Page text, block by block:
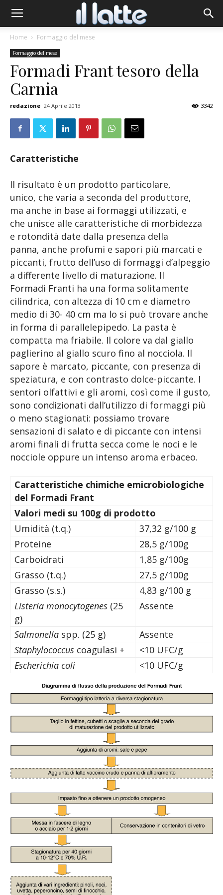
Home Formaggio del mese
Formaggio del mese
Formadi Frant tesoro della
Carnia
redazione 24 Aprile 2013 3342
Caratteristiche
Il risultato è un prodotto particolare,
unico, che varia a seconda del produttore,
ma anche in base ai formaggi utilizzati, e
che unisce alle caratteristiche di morbidezza
e rotondità date dalla presenza della
panna, anche profumi e sapori più marcati e
piccanti, frutto dell’uso di formaggi d’alpeggio
a differente livello di maturazione. Il
Formadi Franti ha una forma solitamente
cilindrica, con altezza di 10 cm e diametro
medio di 30- 40 cm ma lo si può trovare anche
in forma di parallelepipedo. La pasta è
compatta ma friabile. Il colore va dal giallo
paglierino al giallo scuro fino al nocciola. Il
sapore è marcato, piccante, con presenza di
speziatura, e con contrasto dolce-piccante. I
sentori olfattivi e gli aromi, così come il gusto,
sono condizionati dall’utilizzo di formaggi più
o meno stagionati: possiamo trovare
sensazioni di salato e di piccante con intensi
aromi finali di frutta secca come le noci e le
nocciole oppure un intenso aroma erbaceo.
Caratteristiche chimiche emicrobiologiche
del Formadi Frant
Valori medi su 100g di prodotto
Umidità (t.q.)
37,32 g/100 g
Proteine
28,5 g/100g
Carboidrati
1,85 g/100g
Grasso (t.q.)
27,5 g/100g
Grasso (s.s.)
4,83 g/100 g
Listeria monocytogenes (25
g)
Assente
Salmonella spp. (25 g)
Assente
Staphylococcus coagulasi +
<10 UFC/g
Escherichia coli
<10 UFC/g